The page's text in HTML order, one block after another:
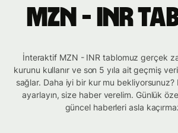
MZN - INR
İnteraktif MZN - INR tablomuz gerçek
kurunu kullanır ve son 5 yıla ait geçmiş
sağlar. Daha iyi bir kur mu bekliyorsunuz?
ayarlayın, size haber verelim. Günlük
güncel haberleri asla